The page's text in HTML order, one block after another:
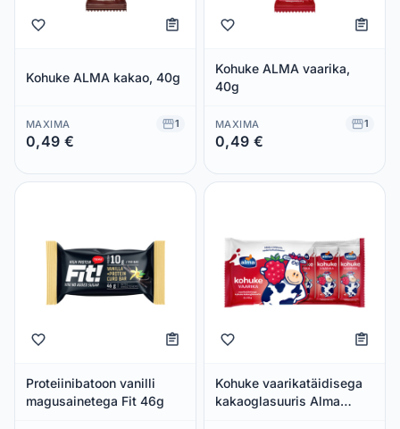
Kohuke ALMA kakao, 40g
MAXIMA 1
0,49 €
Kohuke ALMA vaarika,
40g
MAXIMA 1
0,49 €
Proteiinibatoon vanilli
magusainetega Fit 46g
Kohuke vaarikatäidisega
kakaoglasuuris Alma